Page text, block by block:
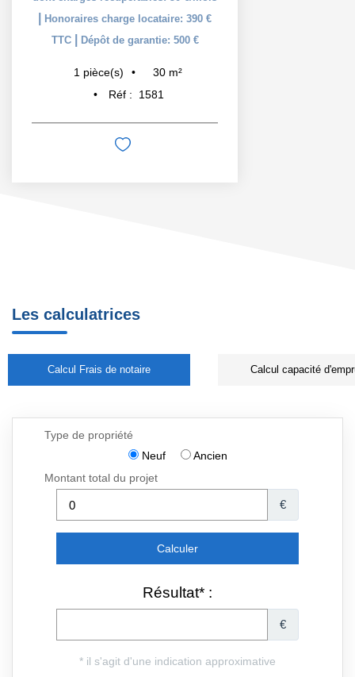
Honoraires charge locataire: 390 €
TTC
Dépôt de garantie: 500 €
1 pièce(s) 30 m²
Réf :
1581
Les calculatrices
Calcul Frais de notaire Calcul capacité